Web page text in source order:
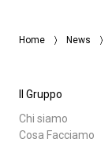
Home News
Il Gruppo
Chi siamo
Cosa Facciamo